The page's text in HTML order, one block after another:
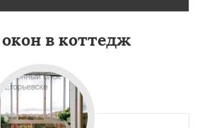
в коттедж